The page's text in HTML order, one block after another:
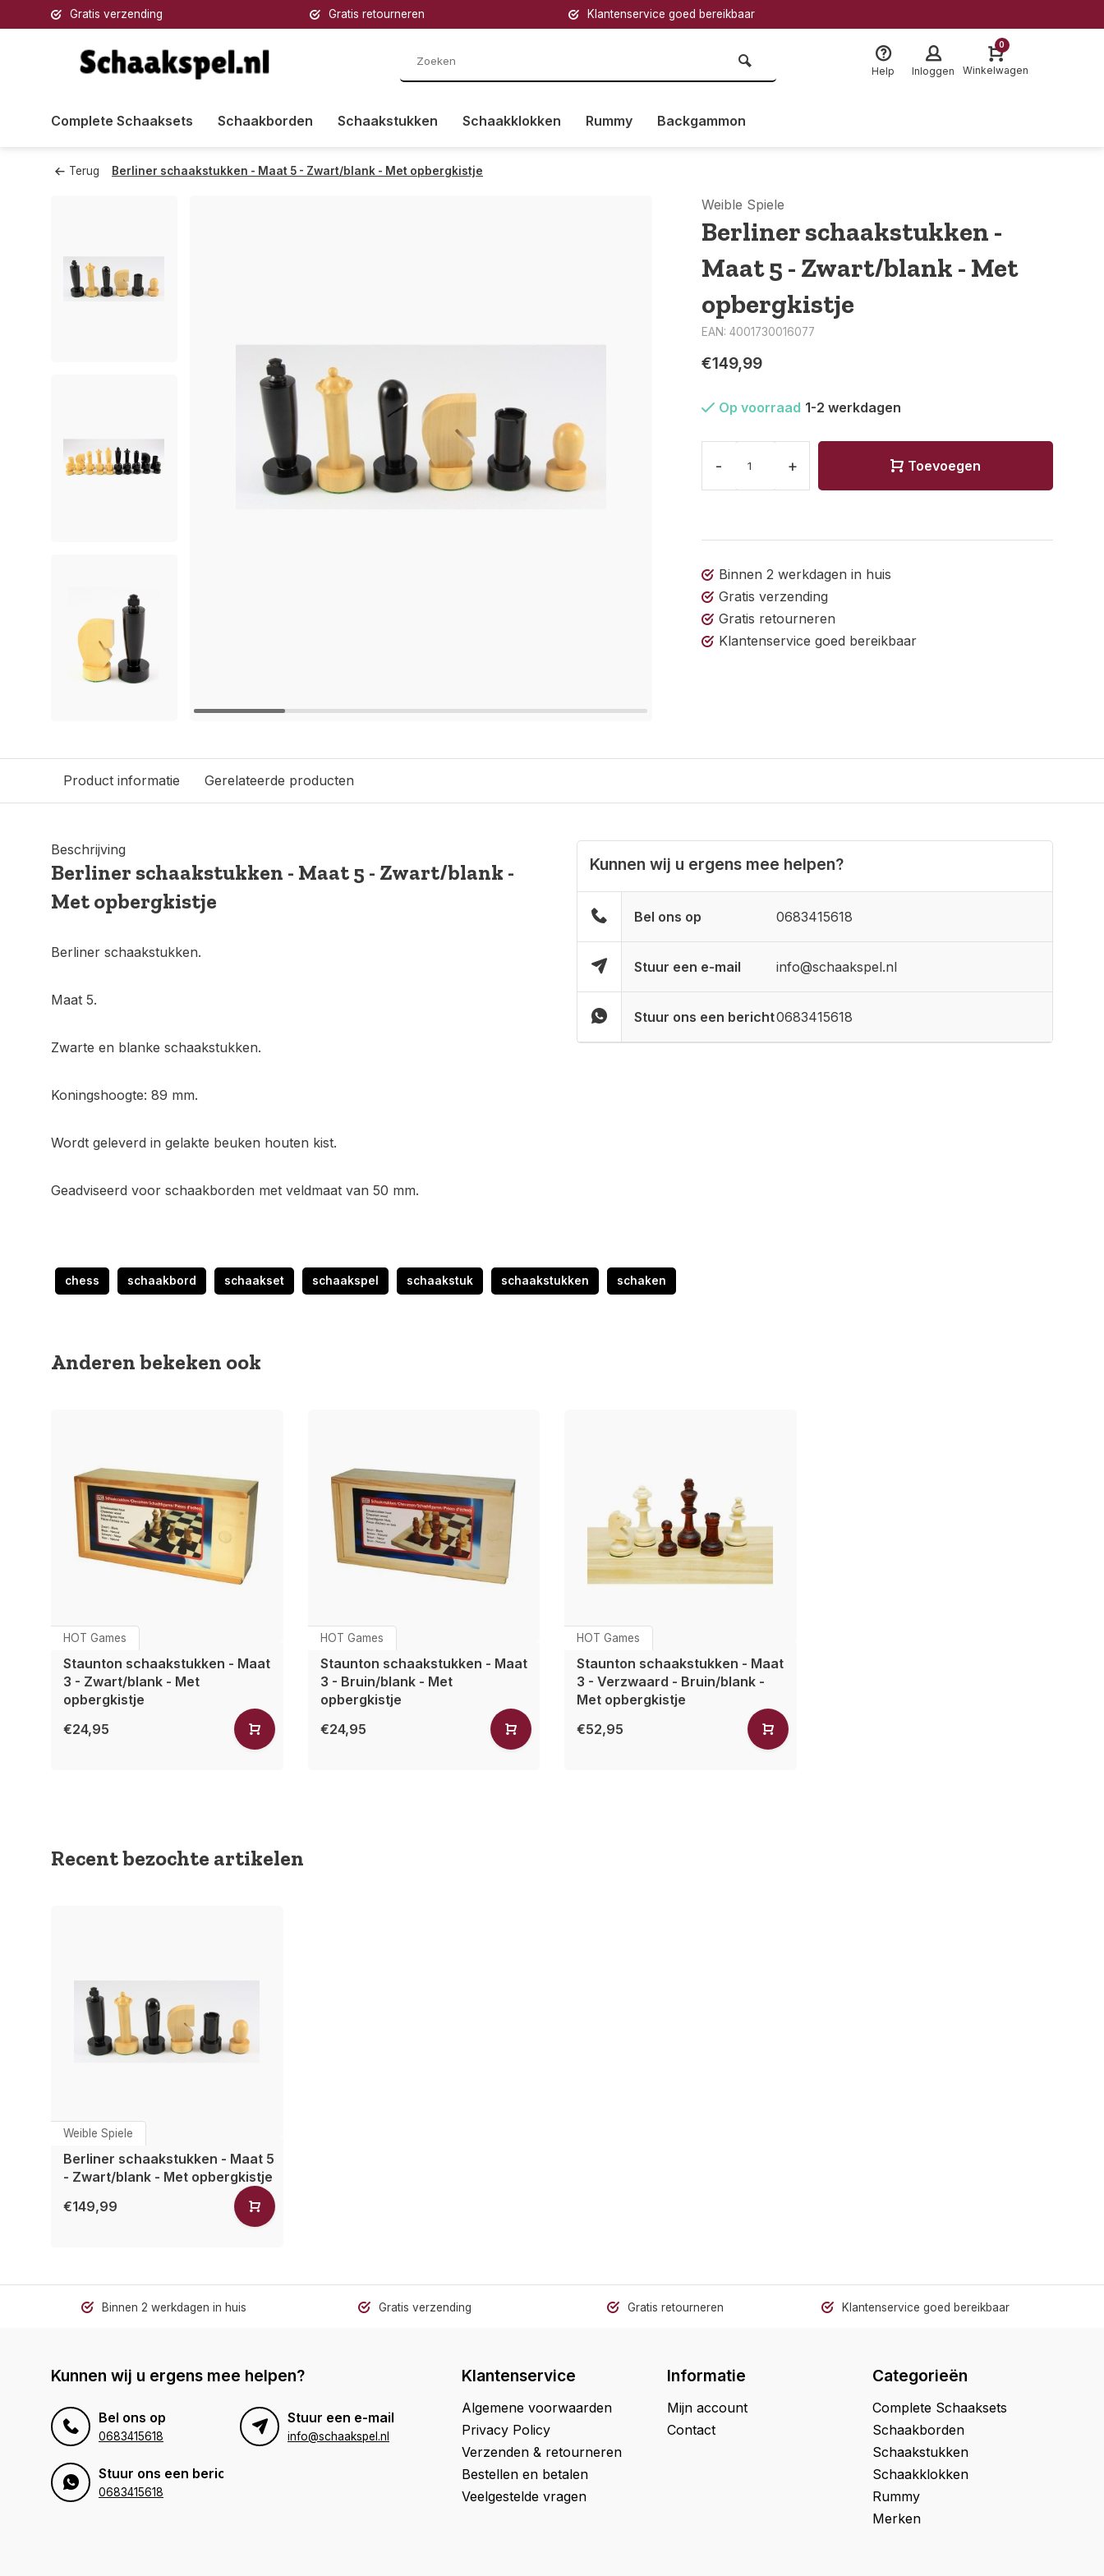
Gratis verzending Gratis retourneren Klantenservice goed bereikbaar
Help Inloggen
0
Winkelwagen
Complete Schaaksets Schaakborden Schaakstukken Schaakklokken Rummy Backgammon
Terug Berliner schaakstukken - Maat 5 - Zwart/blank - Met opbergkistje
Weible Spiele
Berliner schaakstukken -
Maat 5 - Zwart/blank - Met
opbergkistje
EAN: 4001730016077
€149,99
Op voorraad 1-2 werkdagen
- + Toevoegen
Binnen 2 werkdagen in huis
Gratis verzending
Gratis retourneren
Klantenservice goed bereikbaar
Product informatie Gerelateerde producten
Beschrijving
Berliner schaakstukken - Maat 5 - Zwart/blank -
Met opbergkistje
Berliner schaakstukken.
Maat 5.
Zwarte en blanke schaakstukken.
Koningshoogte: 89 mm.
Wordt geleverd in gelakte beuken houten kist.
Geadviseerd voor schaakborden met veldmaat van 50 mm.
Kunnen wij u ergens mee helpen?
Bel ons op 0683415618
Stuur een e-mail info@schaakspel.nl
Stuur ons een bericht0683415618
chess schaakbord schaakset schaakspel schaakstuk schaakstukken schaken
Anderen bekeken ook
HOT Games
Staunton schaakstukken - Maat
3 - Zwart/blank - Met
opbergkistje
€24,95
HOT Games
Staunton schaakstukken - Maat
3 - Bruin/blank - Met
opbergkistje
€24,95
HOT Games
Staunton schaakstukken - Maat
3 - Verzwaard - Bruin/blank -
Met opbergkistje
€52,95
Recent bezochte artikelen
Weible Spiele
Berliner schaakstukken - Maat 5
- Zwart/blank - Met opbergkistje
€149,99
Binnen 2 werkdagen in huis Gratis verzending Gratis retourneren Klantenservice goed bereikbaar
Kunnen wij u ergens mee helpen?
Bel ons op
0683415618
Stuur een e-mail
info@schaakspel.nl
Stuur ons een bericht
0683415618
Klantenservice
Algemene voorwaarden
Privacy Policy
Verzenden & retourneren
Bestellen en betalen
Veelgestelde vragen
Informatie
Mijn account
Contact
Categorieën
Complete Schaaksets
Schaakborden
Schaakstukken
Schaakklokken
Rummy
Merken